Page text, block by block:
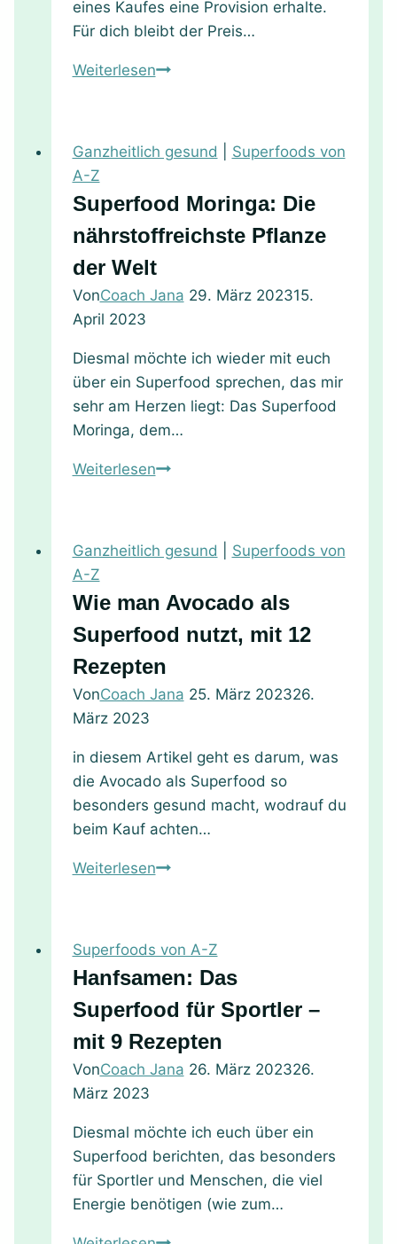
ätherischen
Öl
eines Kaufes eine Provision erhalte.
Für dich bleibt der Preis…
WeiterlesenZitronenschale:
gesund
Ganzheitlich gesund
Superfoods von
A-Z
Superfood Moringa: Die
nährstoffreichste Pflanze
der Welt
VonCoach Jana 29. März 202315.
April 2023
Diesmal möchte ich wieder mit euch
über ein Superfood sprechen, das mir
sehr am Herzen liegt: Das Superfood
Moringa, dem…
WeiterlesenSuperfood
nährstoffreichste
Pflanze
Welt
Ganzheitlich gesund
Superfoods von
A-Z
Wie man Avocado als
Superfood nutzt, mit 12
Rezepten
VonCoach Jana 25. März 202326.
März 2023
in diesem Artikel geht es darum, was
die Avocado als Superfood so
besonders gesund macht, wodrauf du
beim Kauf achten…
WeiterlesenWie
nutzt,
mit
12
Rezepten
Superfoods von A-Z
Hanfsamen: Das
Superfood für Sportler –
mit 9 Rezepten
VonCoach Jana 26. März 202326.
März 2023
Diesmal möchte ich euch über ein
Superfood berichten, das besonders
für Sportler und Menschen, die viel
Energie benötigen (wie zum…